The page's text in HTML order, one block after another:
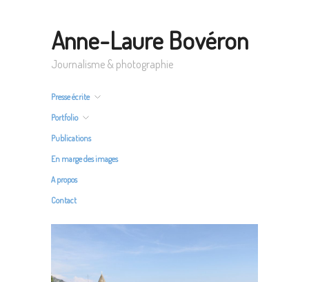
Anne-Laure Bovéron
Journalisme & photographie
Presse écrite
Portfolio
Publications
En marge des images
A propos
Contact